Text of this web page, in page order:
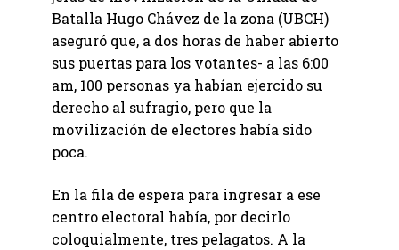
Batalla Hugo Chávez de la zona (UBCH)
aseguró que, a dos horas de haber abierto
sus puertas para los votantes- a las 6:00
am, 100 personas ya habían ejercido su
derecho al sufragio, pero que la
movilización de electores había sido
poca.
En la fila de espera para ingresar a ese
centro electoral había, por decirlo
coloquialmente, tres pelagatos. A la